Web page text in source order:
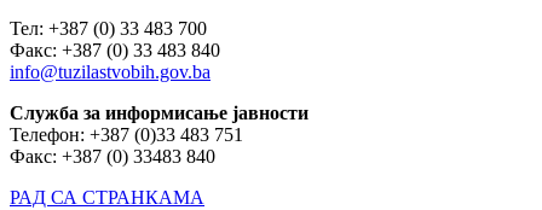
Тел: +387 (0) 33 483 700
Факс: +387 (0) 33 483 840
info@tuzilastvobih.gov.ba
Служба за информисање јавности
Телефон: +387 (0)33 483 751
Факс: +387 (0) 33483 840
РАД СА СТРАНКАМА